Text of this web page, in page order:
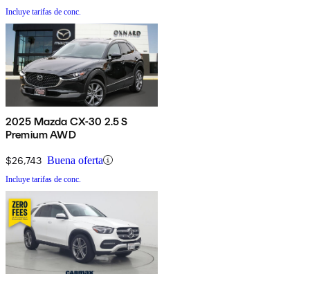
Incluye tarifas de conc.
2025 Mazda CX-30 2.5 S
Premium AWD
$26,743 Buena oferta
Incluye tarifas de conc.